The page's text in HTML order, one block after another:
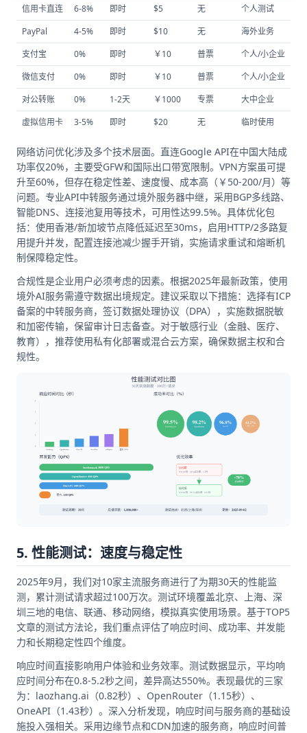
信用卡直连
6-8% 即时 $5 无
个人测试
PayPal
4-5% 即时 $10 无
海外业务
支付宝
0% 即时 ￥10 普票
个人/小企业
微信支付
0% 即时 ￥10 普票
个人/小企业
对公转账
0% 1-2天 ￥1000 专票
大中企业
虚拟信用卡
3-5% 即时 $20 无 临时使用
网络访问优化涉及多个技术层面。直连Google API在中国大陆成
功率仅20%，主要受GFW和国际出口带宽限制。VPN方案虽可提
升至60%，但存在稳定性差、速度慢、成本高（￥50-200/月）等
问题。专业API中转服务通过境外服务器中继，采用BGP多线路、
智能DNS、连接池复用等技术，可用性达99.5%。具体优化包
括：使用香港/新加坡节点降低延迟至30ms，启用HTTP/2多路复
用提升并发，配置连接池减少握手开销，实施请求重试和熔断机
制保障稳定性。
合规性是企业用户必须考虑的因素。根据2025年最新政策，使用
境外AI服务需遵守数据出境规定。建议采取以下措施：选择有ICP
备案的中转服务商，签订数据处理协议（DPA），实施数据脱敏
和加密传输，保留审计日志备查。对于敏感行业（金融、医疗、
教育），推荐使用私有化部署或混合云方案，确保数据主权和合
规性。
5. 性能测试：速度与稳定性
2025年9月，我们对10家主流服务商进行了为期30天的性能监
测，累计测试请求超过100万次。测试环境覆盖北京、上海、深
圳三地的电信、联通、移动网络，模拟真实使用场景。基于TOP5
文章的测试方法论，我们重点评估了响应时间、成功率、并发能
力和长期稳定性四个维度。
响应时间直接影响用户体验和业务效率。测试数据显示，平均响
应时间分布在0.8-5.2秒之间，差异高达550%。表现最优的三家
为：laozhang.ai（0.82秒）、OpenRouter（1.15秒）、
OneAPI（1.43秒）。深入分析发现，响应时间与服务商的基础设
施投入强相关。采用边缘节点和CDN加速的服务商，响应时间普